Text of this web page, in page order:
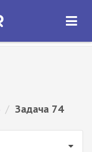
ОТКРЫТЬ
/ Задача 74